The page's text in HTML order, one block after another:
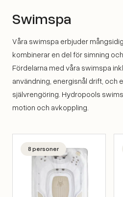
Swimspa
Våra swimspa erbjuder
kombinerar en del för simning
Fördelarna med våra swimspa
användning, energisnål drift, och
självrengöring. Hydropools
motion och avkoppling.
8 personer